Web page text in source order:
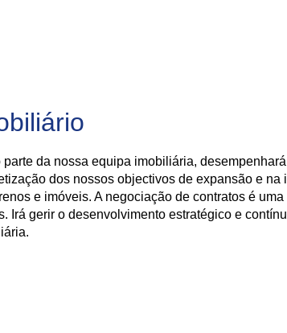
parte da nossa equipa imobiliária,
dos nossos objectivos de expansão e na
e imóveis. A negociação de contratos é
Irá gerir o desenvolvimento estratégico e